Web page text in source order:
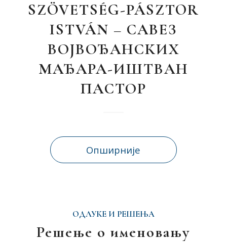
SZÖVETSÉG-PÁSZTOR
ISTVÁN – САВЕЗ
ВОЈВОЂАНСКИХ
МАЂАРА-ИШТВАН
ПАСТОР
Опширније
ОДЛУКЕ И РЕШЕЊА
Решење о именовању